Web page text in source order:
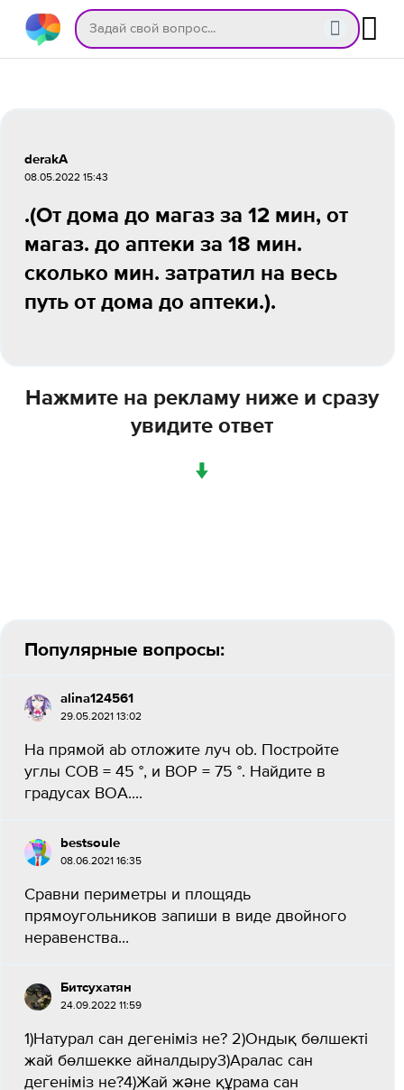
derakA
08.05.2022 15:43
.(От дома до магаз за 12 мин, от
магаз. до аптеки за 18 мин.
сколько мин. затратил на весь
путь от дома до аптеки.).
Нажмите на рекламу ниже и сразу
увидите ответ
↓
Популярные вопросы:
alina124561
29.05.2021 13:02
На прямой ab отложите луч ob. Постройте
углы COB = 45 °, и BOP = 75 °. Найдите в
градусах BOA....
bestsoule
08.06.2021 16:35
Сравни периметры и площядь
прямоугольников запиши в виде двойного
неравенства...
Битсухатян
24.09.2022 11:59
1)Натурал сан дегеніміз не? 2)Ондық бөлшекті
жай бөлшекке айналдыру3)Аралас сан
дегеніміз не?4)Жай және құрама сан